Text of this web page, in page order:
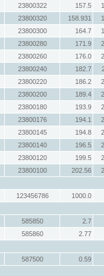
23800322 157.5
23800320 158.931
23800300 164.7
23800280 171.9
23800260 176.0
23800240 182.7
23800220 186.2
23800200 189.4
23800180 193.9
23800176 194.1
23800145 194.8
23800140 196.5
23800120 199.5
23800100 202.56
123456786
1000.0
585850
2.7
585860
2.77
587500
0.59